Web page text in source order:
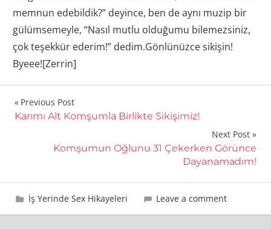
memnun edebildik?” deyince, ben de aynı muzip bir
gülümsemeyle, “Nasıl mutlu olduğumu bilemezsiniz,
çok teşekkür ederim!” dedim.Gönlünüzce sikişin!
Byeee![Zerrin]
Yazı
gezinmesi
Previous Post
Karımı Alt Komşumla Birlikte Sikişimiz!
Next Post
Komşumun Oğlunu 31 Çekerken Görünce
Dayanamadım!
15 Aralık 2013
admin
İş Yerinde Sex Hikayeleri Leave a comment